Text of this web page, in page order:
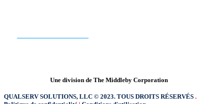
Une division de The Middleby Corporation
QUALSERV SOLUTIONS, LLC © 2023. TOUS DROITS RÉSERVÉS .